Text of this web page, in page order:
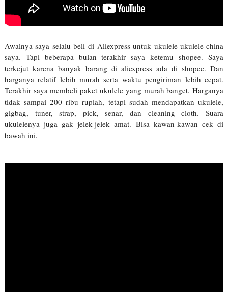
Awalnya saya selalu beli di Aliexpress untuk ukulele-ukulele china
saya. Tapi beberapa bulan terakhir saya ketemu shopee. Saya
terkejut karena banyak barang di aliexpress ada di shopee. Dan
harganya relatif lebih murah serta waktu pengiriman lebih cepat.
Terakhir saya membeli paket ukulele yang murah banget. Harganya
tidak sampai 200 ribu rupiah, tetapi sudah mendapatkan ukulele,
gigbag, tuner, strap, pick, senar, dan cleaning cloth. Suara
ukulelenya juga gak jelek-jelek amat. Bisa kawan-kawan cek di
bawah ini.